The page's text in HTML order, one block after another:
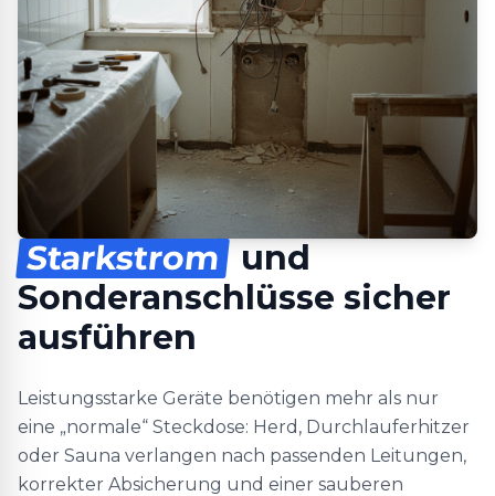
Starkstrom
und
Sonderanschlüsse sicher
ausführen
Leistungsstarke Geräte benötigen mehr als nur
eine „normale“ Steckdose: Herd, Durchlauferhitzer
oder Sauna verlangen nach passenden Leitungen,
korrekter Absicherung und einer sauberen